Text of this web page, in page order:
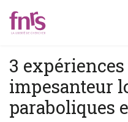
3
impesanteur
paraboliques